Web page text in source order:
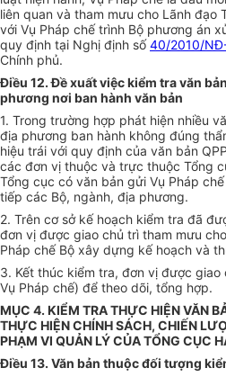
liên quan và tham mưu cho Lãnh đạo
với Vụ Pháp chế trình Bộ phương án
quy định tại Nghị định số40/2010/
Chính phủ.
Điều 12. Đề xuất việc kiểm tra văn
phương nơi ban hành văn bản
1. Trong trường hợp phát hiện nhiều
địa phương ban hành không đúng
hiệu trái với quy định của văn bản
các đơn vị thuộc và trực thuộc Tổng
Tổng cục có văn bản gửi Vụ Pháp
tiếp các Bộ, ngành, địa phương.
2. Trên cơ sởkế hoạch kiểm tra đã
đơn vị được giao chủ trì tham mưu
Pháp chế Bộ xây dựng kế hoạch và
3. Kết thúc kiểm tra, đơn vị được giao
Vụ Pháp chế) để theo dõi, tổng hợp.
MỤC 4. KIỂM TRA THỰC HIỆN VĂN
THỰC HIỆN CHÍNH SÁCH, CHIẾN
PHẠM VI QUẢN LÝ CỦA TỔNG CỤC
Điều 13. Văn bản thuộc đối tượng